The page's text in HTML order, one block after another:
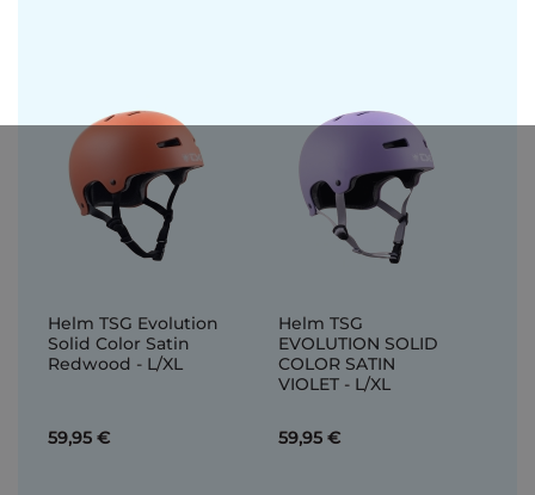
Helm TSG Evolution
Solid Color Satin
Redwood - L/XL
59,95 €
Helm TSG
EVOLUTION SOLID
COLOR SATIN
VIOLET - L/XL
59,95 €